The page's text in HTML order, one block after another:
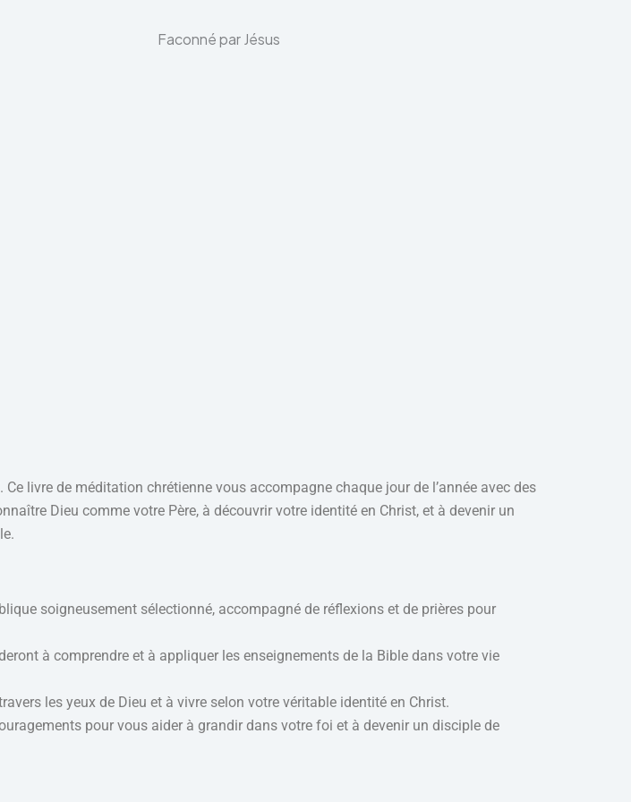
livre de méditation chrétienne vous accompagne chaque jour de l’année avec des
Dieu comme votre Père, à découvrir votre identité en Christ, et à devenir un
soigneusement sélectionné, accompagné de réflexions et de prières pour
à comprendre et à appliquer les enseignements de la Bible dans votre vie
les yeux de Dieu et à vivre selon votre véritable identité en Christ.
pour vous aider à grandir dans votre foi et à devenir un disciple de